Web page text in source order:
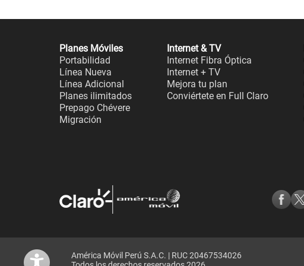
Planes Móviles
Portabilidad
Línea Nueva
Línea Adicional
Planes ilimitados
Prepago Chévere
Migración
Internet & TV
Internet Fibra Óptica
Internet + TV
Mejora tu plan
Conviértete en Full Claro
América Móvil Perú S.A.C. | RUC 20467534026